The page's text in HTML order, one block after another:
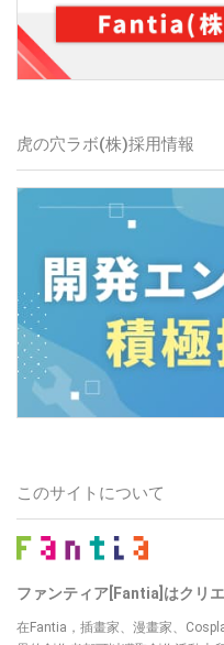
虎の穴ラボ(株)採用情報
このサイトについて
ファンティア[Fantia]はクリ
在Fantia，插畫家、漫畫家、